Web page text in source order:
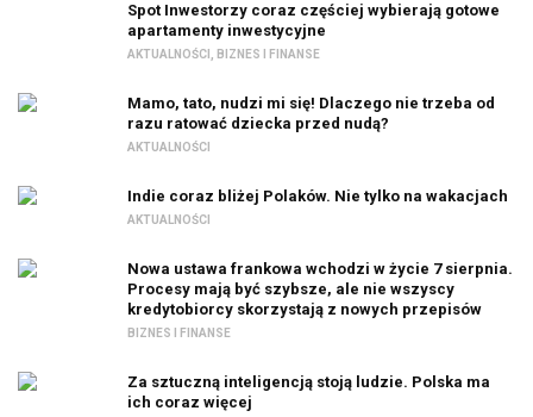
Spot Inwestorzy coraz częściej wybierają gotowe
apartamenty inwestycyjne
AKTUALNOŚCI BIZNES I FINANSE
Mamo, tato, nudzi mi się! Dlaczego nie trzeba od
razu ratować dziecka przed nudą?
AKTUALNOŚCI
Indie coraz bliżej Polaków. Nie tylko na wakacjach
AKTUALNOŚCI
Nowa ustawa frankowa wchodzi w życie 7 sierpnia.
Procesy mają być szybsze, ale nie wszyscy
kredytobiorcy skorzystają z nowych przepisów
BIZNES I FINANSE
Za sztuczną inteligencją stoją ludzie. Polska ma
ich coraz więcej